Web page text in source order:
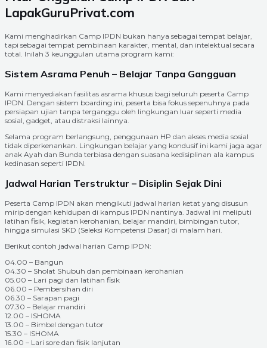
LapakGuruPrivat.com
Kami menghadirkan Camp IPDN bukan hanya sebagai tempat belajar,
tapi sebagai tempat pembinaan karakter, mental, dan intelektual secara
total. Inilah 3 keunggulan utama program kami:
Sistem Asrama Penuh – Belajar Tanpa Gangguan
Kami menyediakan fasilitas asrama khusus bagi seluruh peserta Camp
IPDN. Dengan sistem boarding ini, peserta bisa fokus sepenuhnya pada
persiapan ujian tanpa terganggu oleh lingkungan luar seperti media
sosial, gadget, atau distraksi lainnya.
Selama program berlangsung, penggunaan HP dan akses media sosial
tidak diperkenankan. Lingkungan belajar yang kondusif ini kami jaga agar
anak Ayah dan Bunda terbiasa dengan suasana kedisiplinan ala kampus
kedinasan seperti IPDN.
Jadwal Harian Terstruktur – Disiplin Sejak Dini
Peserta Camp IPDN akan mengikuti jadwal harian ketat yang disusun
mirip dengan kehidupan di kampus IPDN nantinya. Jadwal ini meliputi
latihan fisik, kegiatan kerohanian, belajar mandiri, bimbingan tutor,
hingga simulasi SKD (Seleksi Kompetensi Dasar) di malam hari.
Berikut contoh jadwal harian Camp IPDN:
04.00 – Bangun
04.30 – Sholat Shubuh dan pembinaan kerohanian
05.00 – Lari pagi dan latihan fisik
06.00 – Pembersihan diri
06.30 – Sarapan pagi
07.30 – Belajar mandiri
12.00 – ISHOMA
13.00 – Bimbel dengan tutor
15.30 – ISHOMA
16.00 – Lari sore dan fisik lanjutan